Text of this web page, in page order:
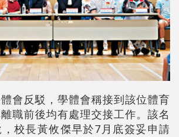
會反駁，學體會稱接到該位體育
職前後均有處理交接工作。該名
校長黃攸傑早於7月底簽妥申請